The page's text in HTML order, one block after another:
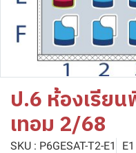
ป.6 ห้องเรีย
เทอม 2/68
SKU : P6GESAT-T2-E1 E1